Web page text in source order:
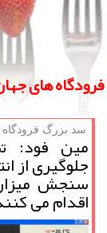
فرودگاه های
سد بزرگ فرودگاه
مین فود:
جلوگیری از
سنجش
اقدام می